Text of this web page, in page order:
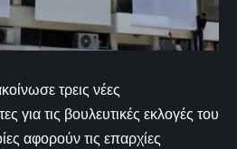
τρεις νέες
για τις βουλευτικές εκλογές του
αφορούν τις επαρχίες